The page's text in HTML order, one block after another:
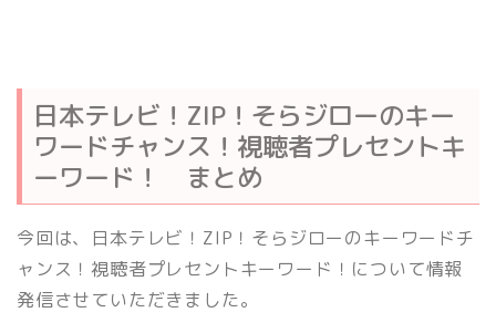
日本テレビ！ZIP！そらジローのキー
ワードチャンス！視聴者プレセントキ
ーワード！ まとめ
今回は、日本テレビ！ZIP！そらジローのキーワードチ
ャンス！視聴者プレセントキーワード！について情報
発信させていただきました。